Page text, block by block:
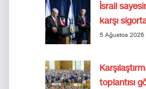
İsrail
karşı
5 Ağustos 2026
toplantısı